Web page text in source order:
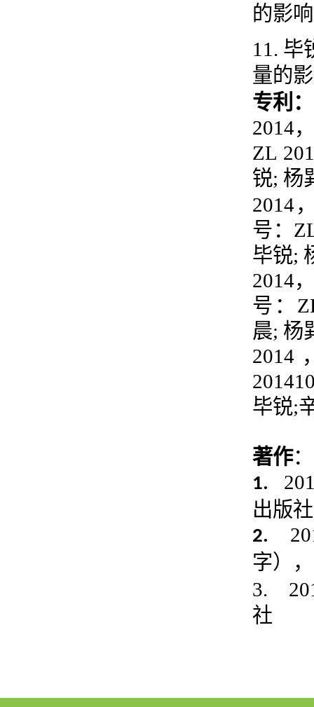
的影响
11. 毕
量的
专利：
2014
ZL
锐; 杨
2014
号：
毕锐;
2014
号：
晨; 杨
2014
毕锐;
著作：
1.
出版
2.
字）
3.
社